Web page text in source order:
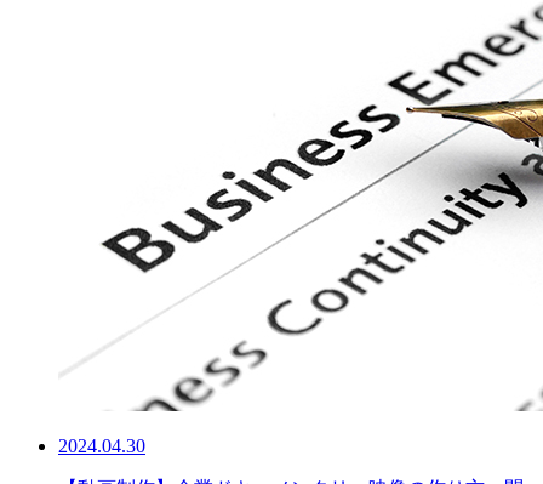
2024.04.30